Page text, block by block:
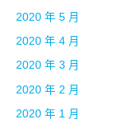
2020 年 5 月
2020 年 4 月
2020 年 3 月
2020 年 2 月
2020 年 1 月